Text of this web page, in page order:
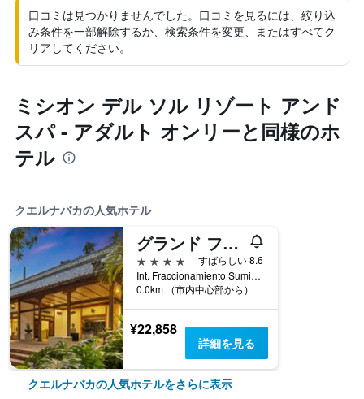
口コミは見つかりませんでした。口コミを見るには、絞り込
み条件を一部解除するか、検索条件を変更、またはすべてク
リアしてください。
ミシオン デル ソル リゾート アンド
スパ - アダルト オンリーと同様のホ
テル
クエルナバカの人気ホテル
グランド フィエスタ アメリカーナ スミヤ クエルナバカ
4つ星
すばらしい 8.6
Int. Fraccionamiento Sumiya, クエルナバカ, モレロス州, メキシコ
0.0km （市内中心部から）
¥22,858
詳細を見る
クエルナバカの人気ホテルをさらに表示